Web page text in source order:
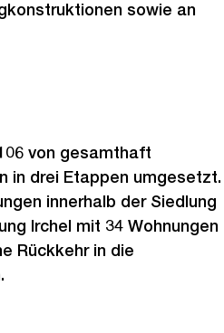
sowie an
von gesamthaft
in drei Etappen umgesetzt.
innerhalb der Siedlung
Irchel mit 34 Wohnungen
Rückkehr in die